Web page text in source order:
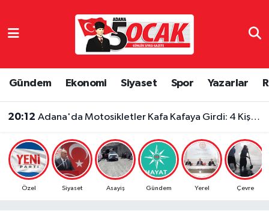
Gündem Ekonomi Siyaset Spor Yazarlar
20:12 Adana'da Motosikletler Kafa Kafaya Girdi: 4 Kişi Yaralandı
Özel Siyaset Asayiş Gündem Yerel Çevre
Dünya
Eğitim
Adana Nöbetçi Eczaneler
Adana Trafik Yoğunluk Haritası
Süper Lig Puan Durumu ve Fikstür